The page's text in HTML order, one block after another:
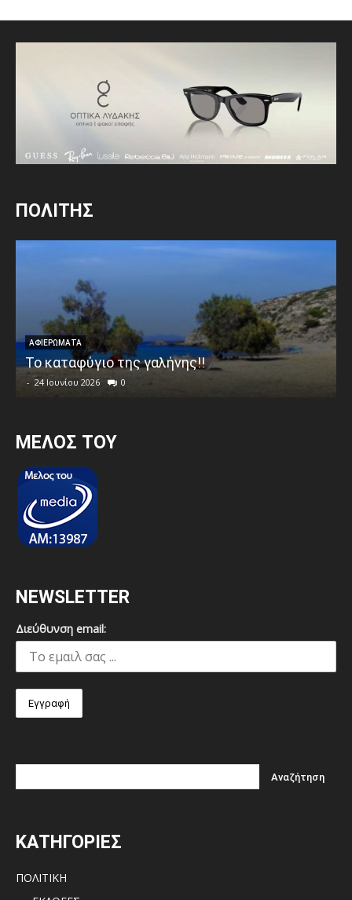
ΠΟΛΙΤΗΣ
ΑΦΙΕΡΩΜΑΤΑ
Το καταφύγιο της γαλήνης!!
- 24 Ιουνίου 2026 0
MEΛΟΣ ΤΟΥ
NEWSLETTER
Διεύθυνση email:
ΚΑΤΗΓΟΡΙΕΣ
ΠΟΛΙΤΙΚΗ